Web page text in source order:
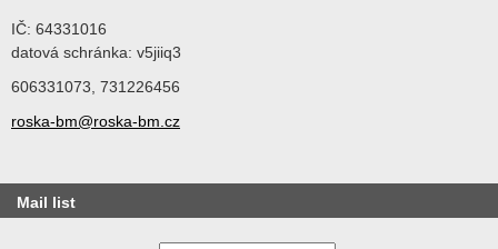
IČ: 64331016
datová schránka: v5jiiq3
606331073, 731226456
roska-bm@roska-bm.cz
Mail list